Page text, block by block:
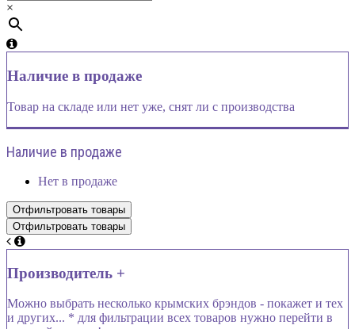
×
Наличие в продаже
Товар на складе или нет уже, снят ли с производства
Наличие в продаже
Нет в продаже
Производитель +
Можно выбрать несколько крымских брэндов - покажет и тех
и других... * для фильтрации всех товаров нужно перейти в